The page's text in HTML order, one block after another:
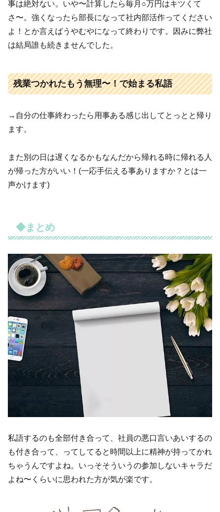
事は絶対ない。いや〜計算したら毎月○万円はキツくて
さ〜。強くなったら部長になって社内部活作ってください
よ！とか言えばうやむやになって終わりです。因みに弊社
は結局誰も続きませんでした。
残業つかれたもう無理〜！で始まる私語
→自分の仕事終わったら用事ある感じ出してとっとと帰り
ます。
また別の日は遅くなるかもなんだから帰れる時に帰れる人
が帰った方がいい！(一応手伝える事ありますか？とは一
声かけます)
◆まとめ
私語するのも全部付き合って、社員の悪口言いあいするの
も付き合って、ってしてると時間以上に精神が持ってかれ
ちゃうんですよね。いっそそういうの参加しないキャラだ
よね〜くらいに思われた方が気が楽です。